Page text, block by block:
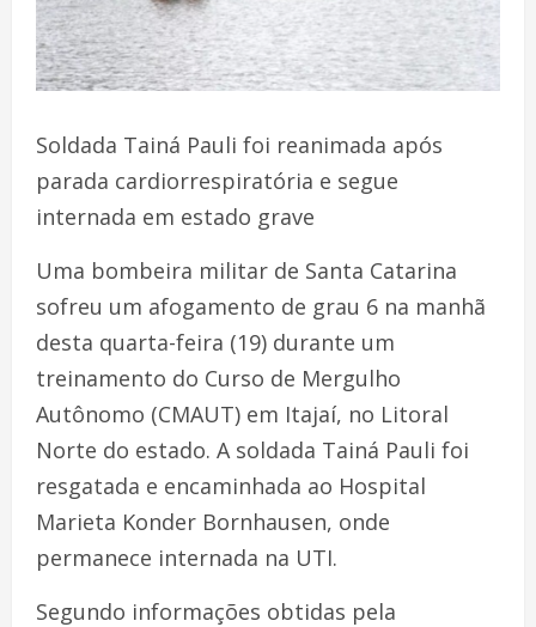
Soldada Tainá Pauli foi reanimada após
parada cardiorrespiratória e segue
internada em estado grave
Uma bombeira militar de Santa Catarina
sofreu um afogamento de grau 6 na manhã
desta quarta-feira (19) durante um
treinamento do Curso de Mergulho
Autônomo (CMAUT) em Itajaí, no Litoral
Norte do estado. A soldada Tainá Pauli foi
resgatada e encaminhada ao Hospital
Marieta Konder Bornhausen, onde
permanece internada na UTI.
Segundo informações obtidas pela